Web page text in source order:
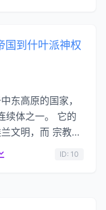
到什叶派神权
东高原的国家，
续体之一。 它的
文明，而 宗教信
。...
ID: 10